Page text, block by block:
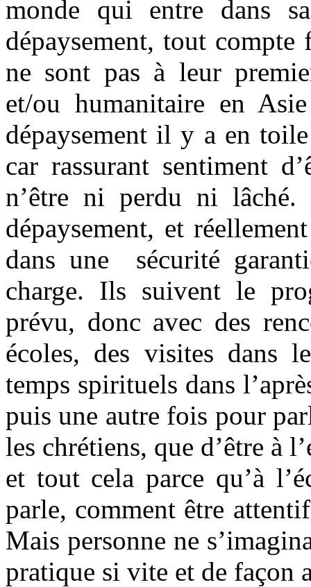
monde qui entre dans
dépaysement, tout
ne sont pas à leur
et/ou humanitaire en
dépaysement il y a en
car rassurant sentiment
n’être ni perdu ni
dépaysement, et
dans une sécurité
charge. Ils suivent le
prévu, donc avec des
écoles, des visites dans
temps spirituels dans
puis une autre fois pour
les chrétiens, que d’être à
et tout cela parce qu’à
parle, comment être
Mais personne ne
pratique si vite et de façon